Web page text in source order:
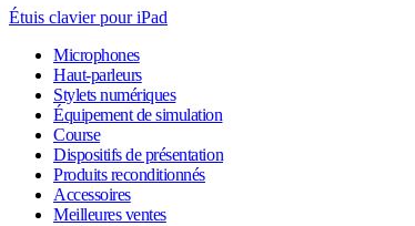
Étuis clavier pour iPad
Microphones
Haut-parleurs
Stylets numériques
Équipement de simulation
Course
Dispositifs de présentation
Produits reconditionnés
Accessoires
Meilleures ventes